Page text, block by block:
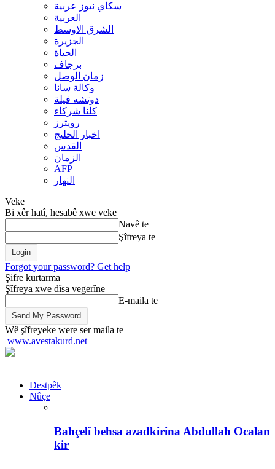
سكاي نيوز عربية
العربية
الشرق الاوسط
الجزيرة
الحیاة
برجاف
زمان الوصل
وکالة سانا
دوتشه فیلة
کلنا شرکاء
رويترز
اخبار الخلیج
القدس
الزمان
AFP
النهار
Veke
Bi xêr hatî, hesabê xwe veke
Navê te
Şîfreya te
Forgot your password? Get help
Şifre kurtarma
Şîfreya xwe dîsa vegerîne
E-maila te
Wê şîfreyeke were ser maila te
www.avestakurd.net
Destpêk
Nûçe
Bahçelî behsa azadkirina Abdullah Ocalan
kir